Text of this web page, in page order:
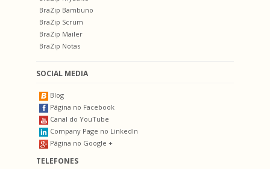
BraZip Bambuno
BraZip Scrum
BraZip Mailer
BraZip Notas
SOCIAL MEDIA
Blog
Página no Facebook
Canal do YouTube
Company Page no LinkedIn
Página no Google +
TELEFONES